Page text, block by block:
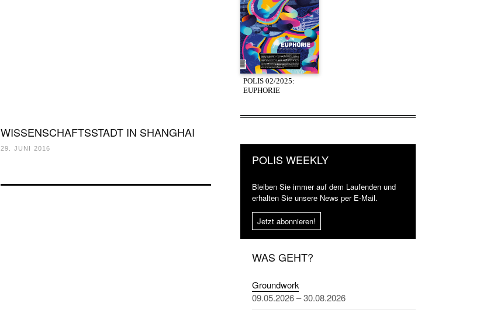
WISSENSCHAFTSSTADT IN SHANGHAI
29. JUNI 2016
POLIS 02/2025:
EUPHORIE
POLIS WEEKLY
Bleiben Sie immer auf dem Laufenden und
erhalten Sie unsere News per E-Mail.
Jetzt abonnieren!
WAS GEHT?
Groundwork
09.05.2026 – 30.08.2026